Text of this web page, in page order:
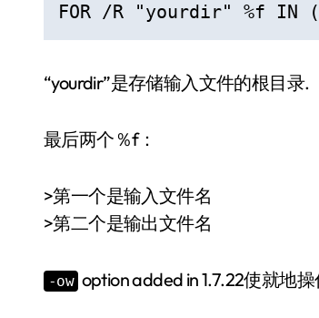
FOR /R "yourdir" %f IN
“yourdir”是存储输入文件的根目录.
最后两个％f：
>第一个是输入文件名
>第二个是输出文件名
-ow option added in 1.7.22使就地操